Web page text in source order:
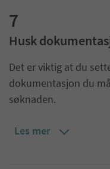
7
Husk
Det er viktig at du
dokumentasjon du
søknaden.
Les mer